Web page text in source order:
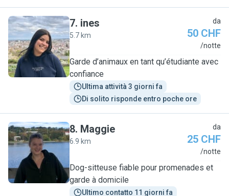
I
7. ines
5.7 km
da
50 CHF
/notte
Garde d’animaux en tant qu’étudiante avec
confiance
Ultima attività 3 giorni fa
Di solito risponde entro poche ore
M
8. Maggie
6.9 km
da
25 CHF
/notte
Dog-sitteuse fiable pour promenades et
garde à domicile
Ultimo contatto 11 giorni fa